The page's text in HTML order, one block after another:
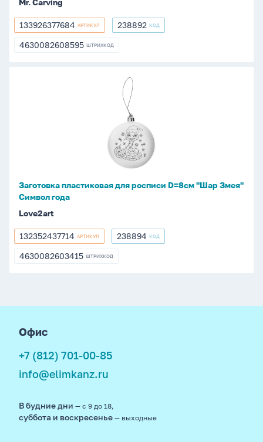
Mr. Carving
133926377684
133926377684 АРТИКУЛ 238892
238892 КОД
4630082608595
4630082608595 ШТРИХКОД
года
Заготовка пластиковая для росписи D=8см "Шар Змея"
Символ года
Love2art
132352437714
132352437714 АРТИКУЛ 238894
238894 КОД
4630082603415
4630082603415 ШТРИХКОД
Офис
+7 (812) 701-00-85
info@elimkanz.ru
В будние дни — с 9 до 18,
суббота и воскресенье — выходные